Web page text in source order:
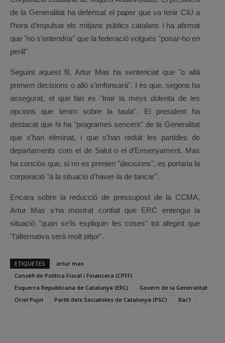
de la Generalitat ha defensat el paper que va tenir CiU a
l’hora d’impulsar els mitjans públics catalans i ha afirmat
que "no s’entendria" que la federació volgués "posar-ho en
perill".
Seguint aquest fil, Artur Mas ha sentenciat que "o allà
prenem decisions o allò s’enfonsarà". I és que, segons ha
assegurat, el que fan és "triar la meys dolenta de les
opcions que tenim sobre la taula". El president ha
destacat que hi ha "programes sencers" de la Generalitat
que s’han eliminat, i que s’han reduit les partides de
departaments com el de Salut o el d’Ensenyament. Mas
ha conclòs que, si no es prenien "decisions", es portaria la
corporació "a la situació d’haver-la de tancar".
Encara sobre la reducció de pressupost de la CCMA,
Artur Mas s’ha mostrat confiat que ERC entengui la
situació "quan se’ls expliquin les coses" tot afegint que
"l’alternativa serà molt pitjor".
ETIQUETES
artur mas
Consell de Política Fiscal i Financera (CPFF)
Esquerra Republicana de Catalunya (ERC)
Govern de la Generalitat
Oriol Pujol
Partit dels Socialistes de Catalunya (PSC) Rac1